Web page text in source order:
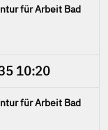
für Arbeit Bad
10:20
für Arbeit Bad